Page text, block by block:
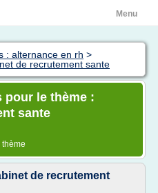
Menu
: alternance en rh >
de recrutement sante
le thème :
sante
de recrutement